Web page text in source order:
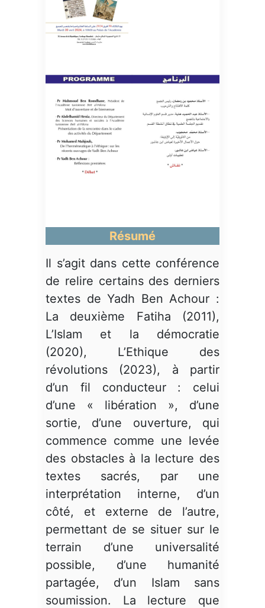
Résumé
Il s’agit dans cette conférence
de relire certains des derniers
textes de Yadh Ben Achour :
La deuxième Fatiha (2011),
L’Islam et la démocratie
(2020), L’Ethique des
révolutions (2023), à partir
d’un fil conducteur : celui
d’une « libération », d’une
sortie, d’une ouverture, qui
commence comme une levée
des obstacles à la lecture des
textes sacrés, par une
interprétation interne, d’un
côté, et externe de l’autre,
permettant de se situer sur le
terrain d’une universalité
possible, d’une humanité
partagée, d’un Islam sans
soumission. La lecture que